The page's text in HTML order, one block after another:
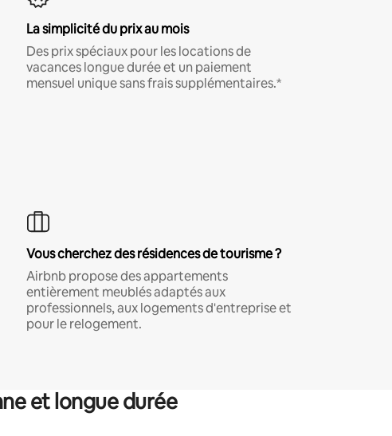
La simplicité du prix au mois
Des prix spéciaux pour les locations de
vacances longue durée et un paiement
mensuel unique sans frais supplémentaires.*
Vous cherchez des résidences de tourisme ?
Airbnb propose des appartements
entièrement meublés adaptés aux
professionnels, aux logements d'entreprise et
pour le relogement.
et longue durée